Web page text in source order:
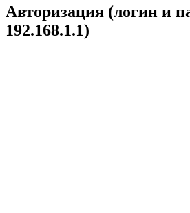
Авторизация (логин и
192.168.1.1)